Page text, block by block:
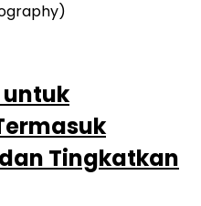
Tingkatkan